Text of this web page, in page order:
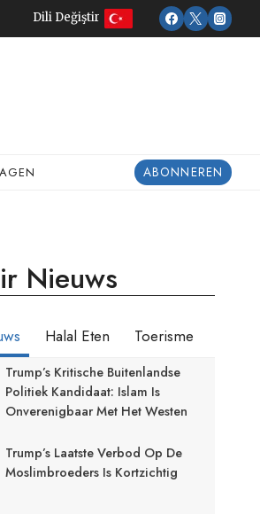
Dili Değiştir
ABONNEREN
Nieuws
Halal Eten Toerisme
Trump’s Kritische Buitenlandse
Politiek Kandidaat: Islam Is
Onverenigbaar Met Het Westen
Trump’s Laatste Verbod Op De
Moslimbroeders Is Kortzichtig